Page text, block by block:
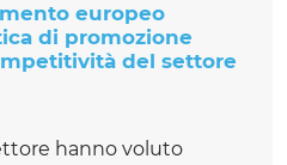
europeo
di promozione
del settore
hanno voluto